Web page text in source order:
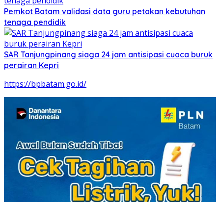
Pemkot Batam validasi data guru petakan kebutuhan
tenaga pendidik
SAR Tanjungpinang siaga 24 jam antisipasi cuaca buruk
perairan Kepri
https://bpbatam.go.id/